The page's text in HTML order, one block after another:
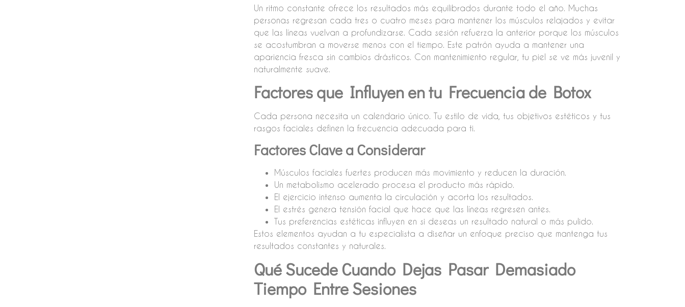
Un ritmo constante ofrece los resultados más equilibrados durante todo el año. Muchas
personas regresan cada tres o cuatro meses para mantener los músculos relajados y evitar
que las líneas vuelvan a profundizarse. Cada sesión refuerza la anterior porque los músculos
se acostumbran a moverse menos con el tiempo. Este patrón ayuda a mantener una
apariencia fresca sin cambios drásticos. Con mantenimiento regular, tu piel se ve más juvenil y
naturalmente suave.
Factores que Influyen en tu Frecuencia de Botox
Cada persona necesita un calendario único. Tu estilo de vida, tus objetivos estéticos y tus
rasgos faciales definen la frecuencia adecuada para ti.
Factores Clave a Considerar
Músculos faciales fuertes producen más movimiento y reducen la duración.
Un metabolismo acelerado procesa el producto más rápido.
El ejercicio intenso aumenta la circulación y acorta los resultados.
El estrés genera tensión facial que hace que las líneas regresen antes.
Tus preferencias estéticas influyen en si deseas un resultado natural o más pulido.
Estos elementos ayudan a tu especialista a diseñar un enfoque preciso que mantenga tus
resultados constantes y naturales.
Qué Sucede Cuando Dejas Pasar Demasiado
Tiempo Entre Sesiones